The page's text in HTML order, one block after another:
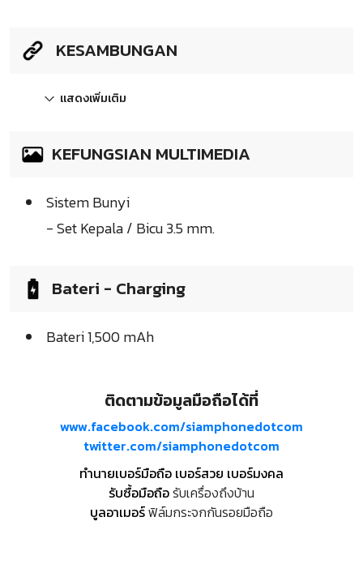
KESAMBUNGAN
แสดงเพิ่มเติม
KEFUNGSIAN MULTIMEDIA
Sistem Bunyi
- Set Kepala / Bicu 3.5 mm.
Bateri - Charging
Bateri 1,500 mAh
ติดตามข้อมูลมือถือได้ที่
www.facebook.com/siamphonedotcom
twitter.com/siamphonedotcom
ทำนายเบอร์มือถือ เบอร์สวย เบอร์มงคล
รับซื้อมือถือรับเครื่องถึงบ้าน
บูลอาเมอร์ฟิล์มกระจกกันรอยมือถือ